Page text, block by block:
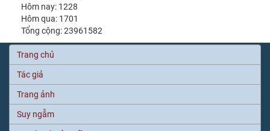
Hôm nay: 1228
Hôm qua: 1701
Tổng cộng: 23961582
Trang chủ
Tác giả
Trang ảnh
Suy ngẫm